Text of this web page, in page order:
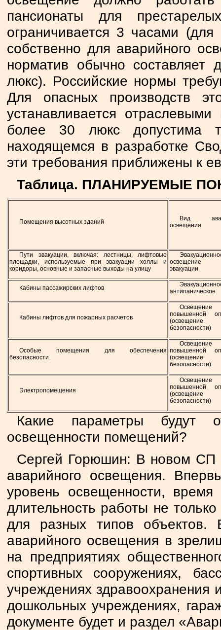
пансионаты для
ограничивается 3 часами
собственно для аварийного
норматив обычно
люкс). Российские нормы
Для опасных производств
устанавливается
более 30 люкс допустима
находящемся в разработке
эти требования приближены к
Таблица. ПЛАНИРУЕМЫЕ
Помещения высотных зданий
Вид
освещения
Пути эвакуации, включая: лестницы, лифтовые
площадки, используемые при эвакуации холлы и
коридоры, основные и запасные выходы на улицу
освещение
эвакуации
Кабины пассажирских лифтов
антипаническое
Кабины лифтов для пожарных расчетов
повышенной
(освещение
безопасности)
Особые помещения для обеспечения
безопасности
повышенной
(освещение
безопасности)
Электропомещения
повышенной
(освещение
безопасности)
Какие параметры будут
освещенности помещений?
Сергей Горюшин: В новом СП
аварийного освещения.
уровень освещенности,
длительность работы не
для разных типов
аварийного освещения в
на предприятиях
спортивных сооружениях,
учреждениях
дошкольных учреждениях,
документе будет и раздел